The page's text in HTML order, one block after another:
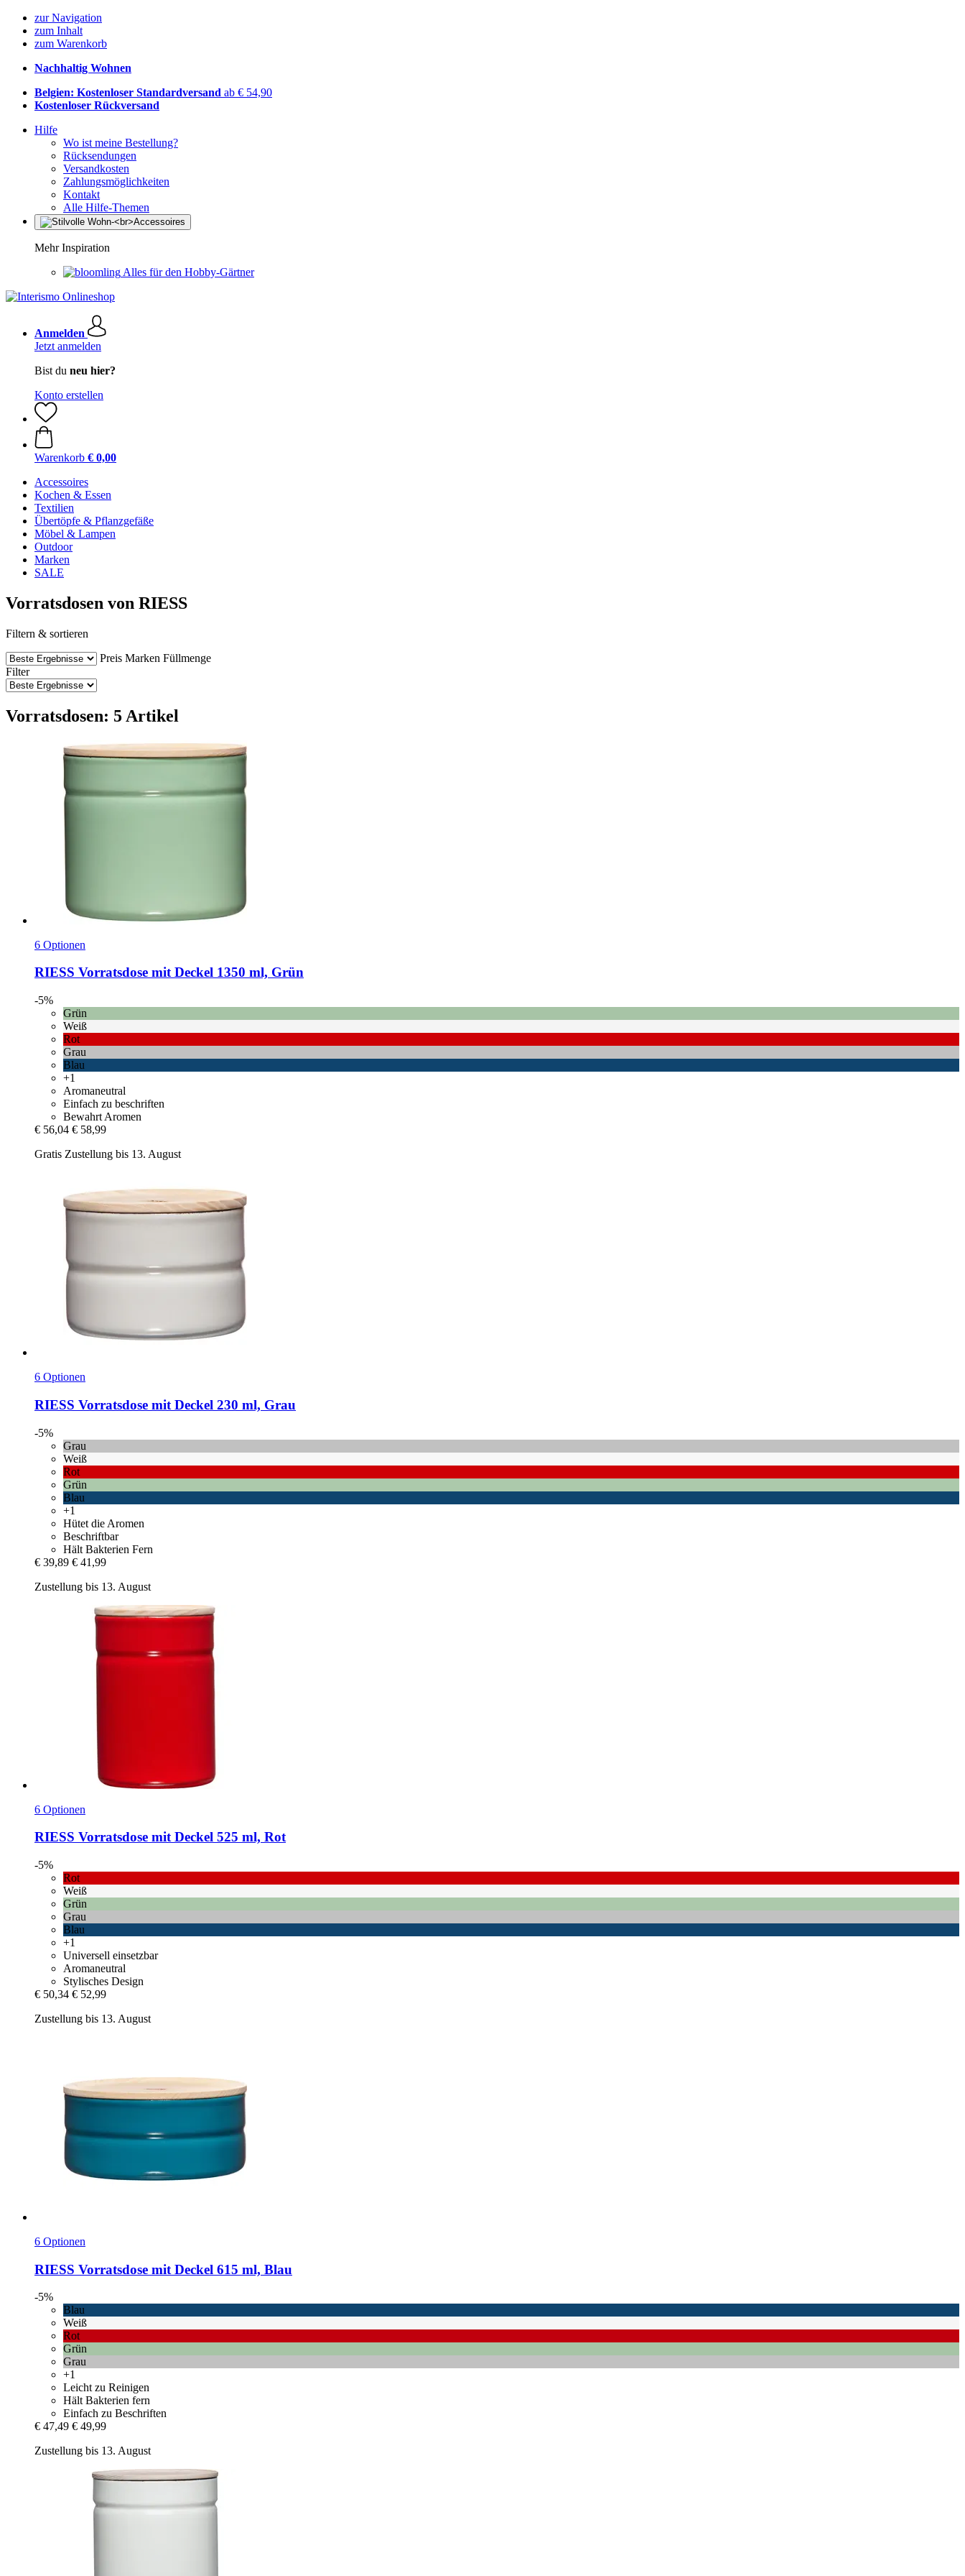
zur Navigation
zum Inhalt
zum Warenkorb
Nachhaltig Wohnen
Belgien: Kostenloser Standardversand ab € 54,90
Kostenloser Rückversand
Hilfe
Wo ist meine Bestellung?
Rücksendungen
Versandkosten
Zahlungsmöglichkeiten
Kontakt
Alle Hilfe-Themen
Mehr Inspiration
Alles für den Hobby-Gärtner
Anmelden
Jetzt anmelden
Bist du neu hier?
Konto erstellen
Warenkorb € 0,00
Accessoires
Kochen & Essen
Textilien
Übertöpfe & Pflanzgefäße
Möbel & Lampen
Outdoor
Marken
SALE
Vorratsdosen von RIESS
Filtern & sortieren
Preis Marken Füllmenge
Filter
Vorratsdosen: 5 Artikel
6 Optionen
RIESS Vorratsdose mit Deckel 1350 ml, Grün
-5%
Grün
Weiß
Rot
Grau
Blau
+1
Aromaneutral
Einfach zu beschriften
Bewahrt Aromen
€ 56,04 € 58,99
Gratis Zustellung bis 13. August
6 Optionen
RIESS Vorratsdose mit Deckel 230 ml, Grau
-5%
Grau
Weiß
Rot
Grün
Blau
+1
Hütet die Aromen
Beschriftbar
Hält Bakterien Fern
€ 39,89 € 41,99
Zustellung bis 13. August
6 Optionen
RIESS Vorratsdose mit Deckel 525 ml, Rot
-5%
Rot
Weiß
Grün
Grau
Blau
+1
Universell einsetzbar
Aromaneutral
Stylisches Design
€ 50,34 € 52,99
Zustellung bis 13. August
6 Optionen
RIESS Vorratsdose mit Deckel 615 ml, Blau
-5%
Blau
Weiß
Rot
Grün
Grau
+1
Leicht zu Reinigen
Hält Bakterien fern
Einfach zu Beschriften
€ 47,49 € 49,99
Zustellung bis 13. August